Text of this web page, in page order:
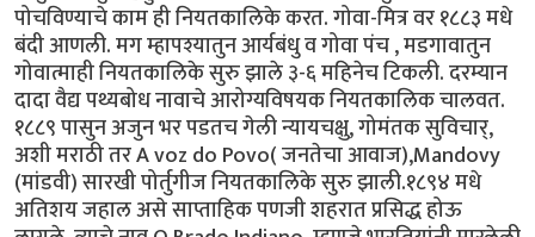
पोचविण्याचे काम ही नियतकालिके करत. गोवा-मित्र वर १८८३ मधे
बंदी आणली. मग म्हापश्यातुन आर्यबंधु व गोवा पंच , मडगावातुन
गोवात्माही नियतकालिके सुरु झाले ३-६ महिनेच टिकली. दरम्यान
दादा वैद्य पथ्यबोध नावाचे आरोग्यविषयक नियतकालिक चालवत.
१८८९ पासुन अजुन भर पडतच गेली न्यायचक्षु, गोमंतक सुविचार्,
अशी मराठी तर A voz do Povo( जनतेचा आवाज),Mandovy
(मांडवी) सारखी पोर्तुगीज नियतकालिके सुरु झाली.१८९४ मधे
अतिशय जहाल असे साप्ताहिक पणजी शहरात प्रसिद्ध होऊ